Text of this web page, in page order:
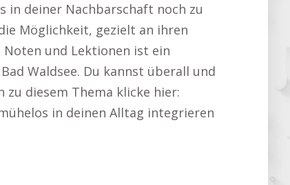
in deiner Nachbarschaft noch zu
Möglichkeit, gezielt an ihren
Noten und Lektionen ist ein
Waldsee. Du kannst überall und
diesem Thema klicke hier:
in deinen Alltag integrieren